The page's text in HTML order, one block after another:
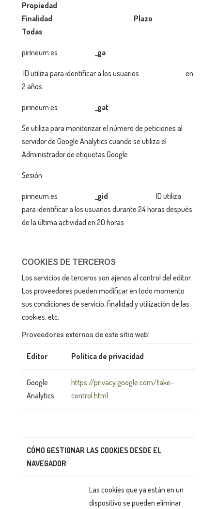
Propiedad
Finalidad Plazo
Todas
pirineum.es _ga
ID utiliza para identificar a los usuarios en
2 años
pirineum.es _gat
Se utiliza para monitorizar el número de peticiones al
servidor de Google Analytics cuando se utiliza el
Administrador de etiquetas Google
Sesión
pirineum.es _gid ID utiliza
para identificar a los usuarios durante 24 horas después
de la última actividad en 20 horas
COOKIES DE TERCEROS
Los servicios de terceros son ajenos al control del editor.
Los proveedores pueden modificar en todo momento
sus condiciones de servicio, finalidad y utilización de las
cookies, etc.
Proveedores externos de este sitio web:
Editor Política de privacidad
Google
Analytics
https://privacy.google.com/take-
control.html
CÓMO GESTIONAR LAS COOKIES DESDE EL
NAVEGADOR
Las cookies que ya están en un
dispositivo se pueden eliminar